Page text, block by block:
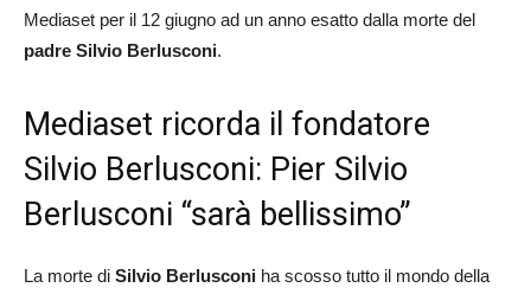
Mediaset per il 12 giugno ad un anno esatto dalla morte del
padre Silvio Berlusconi.
Mediaset ricorda il fondatore
Silvio Berlusconi: Pier Silvio
Berlusconi “sarà bellissimo”
La morte di Silvio Berlusconi ha scosso tutto il mondo della